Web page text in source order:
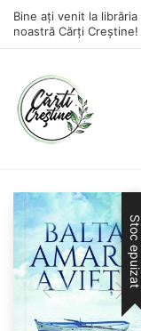
Bine ați venit la librăria
noastră Cărți Creștine!
Stoc epuizat